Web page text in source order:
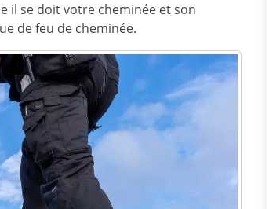
il se doit votre cheminée et son
de feu de cheminée.